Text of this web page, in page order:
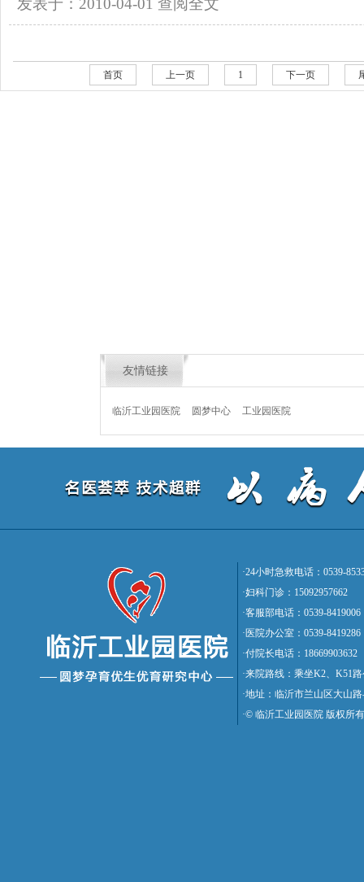
发表于：2010-04-01 查阅全文
首页 上一页 1 下一页
友情链接
临沂工业园医院 圆梦中心 工业园医院
·24小时急救电话：0539-
·妇科门诊：15092957662
·客服部电话：0539-8419006
·医院办公室：0539-8419286
·付院长电话：18669903632
·来院路线：乘坐K2、K51
·地址：临沂市兰山区大山
·© 临沂工业园医院 版权所